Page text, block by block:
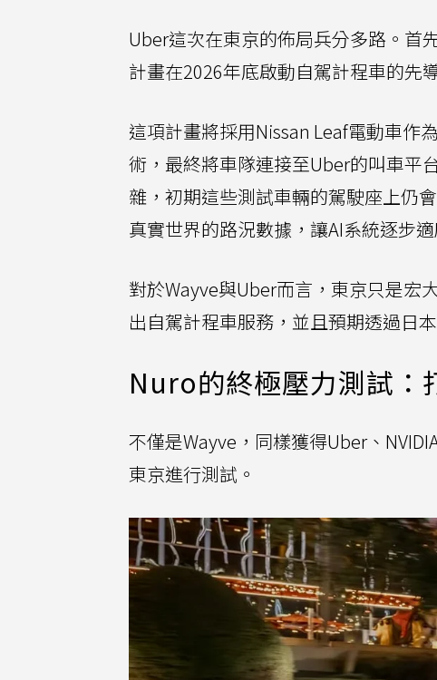
Uber這次在東京的佈局兵分多路。首
計畫在2026年底啟動自駕計程車的先
這項計畫將採用Nissan Leaf電動車作
術，最終將車隊連接至Uber的叫車平
雜，初期這些測試車輛的駕駛座上仍
真實世界的路況數據，讓AI系統逐步
對於Wayve與Uber而言，東京只是宏
出自駕計程車服務，並且預期透過日
Nuro的終極壓力測試：
不僅是Wayve，同樣獲得Uber、
東京進行測試。